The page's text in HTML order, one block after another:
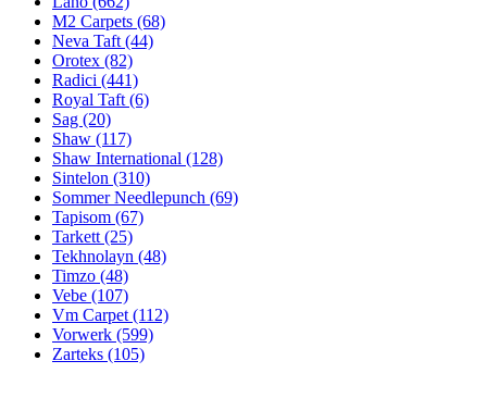
M2 Carpets (68)
Neva Taft (44)
Orotex (82)
Radici (441)
Royal Taft (6)
Sag (20)
Shaw (117)
Shaw International (128)
Sintelon (310)
Sommer Needlepunch (69)
Tapisom (67)
Tarkett (25)
Tekhnolayn (48)
Timzo (48)
Vebe (107)
Vm Carpet (112)
Vorwerk (599)
Zarteks (105)